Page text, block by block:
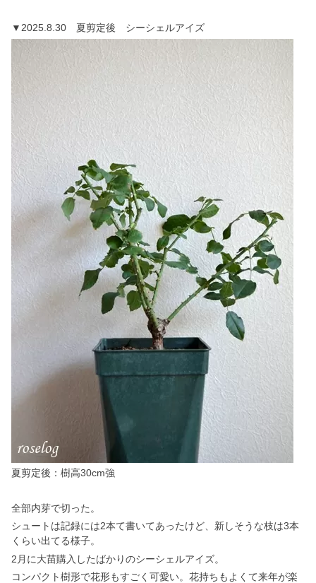
▼2025.8.30 夏剪定後 シーシェルアイズ
夏剪定後：樹高30cm強
全部内芽で切った。
シュートは記録には2本て書いてあったけど、新しそうな枝は3本
くらい出てる様子。
2月に大苗購入したばかりのシーシェルアイズ。
コンパクト樹形で花形もすごく可愛い。花持ちもよくて来年が楽